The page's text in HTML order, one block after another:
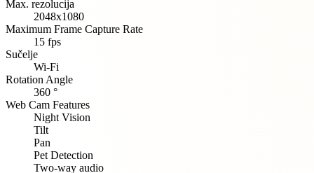
Max. rezolucija
2048x1080
Maximum Frame Capture Rate
15 fps
Sučelje
Wi-Fi
Rotation Angle
360 °
Web Cam Features
Night Vision
Tilt
Pan
Pet Detection
Two-way audio